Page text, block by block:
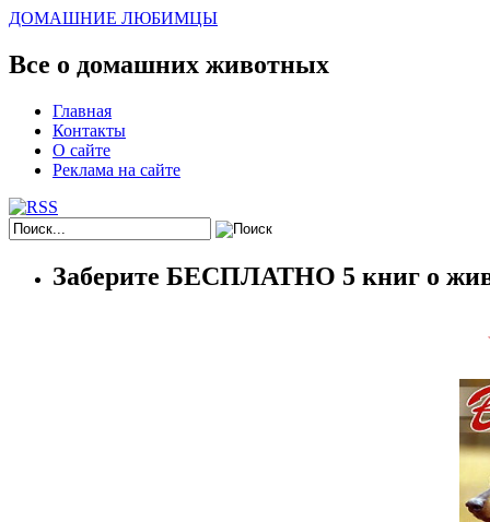
ДОМАШНИЕ ЛЮБИМЦЫ
Все о домашних животных
Главная
Контакты
О сайте
Реклама на сайте
Заберите БЕСПЛАТНО 5 книг о